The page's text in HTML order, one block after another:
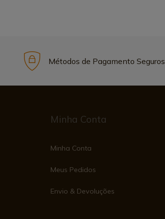
Métodos de Pagamento Seguros
Minha Conta
Minha Conta
Meus Pedidos
Envio & Devoluções